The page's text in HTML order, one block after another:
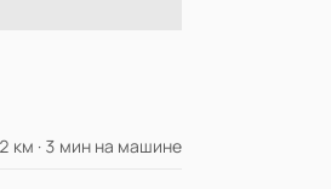
2 км · 3 мин на машине